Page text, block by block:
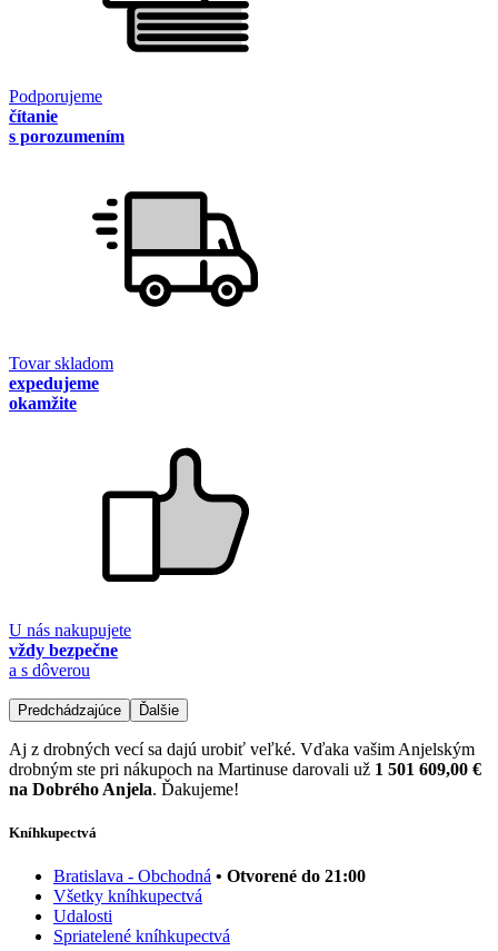
Podporujeme
čítanie
s porozumením
Tovar skladom
expedujeme
okamžite
U nás nakupujete
vždy bezpečne
a s dôverou
Predchádzajúce Ďalšie
Aj z drobných vecí sa dajú urobiť veľké. Vďaka vašim Anjelským
drobným ste pri nákupoch na Martinuse darovali už 1 501 609,00 €
na Dobrého Anjela. Ďakujeme!
Kníhkupectvá
Bratislava - Obchodná • Otvorené do 21:00
Všetky kníhkupectvá
Udalosti
Spriatelené kníhkupectvá